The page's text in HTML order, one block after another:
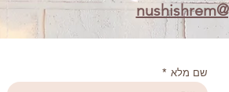
שם מלא